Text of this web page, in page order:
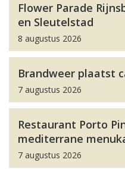
Flower Parade
en Sleutelstad
8 augustus 2026
Brandweer plaatst
7 augustus 2026
Restaurant Porto
mediterrane
7 augustus 2026